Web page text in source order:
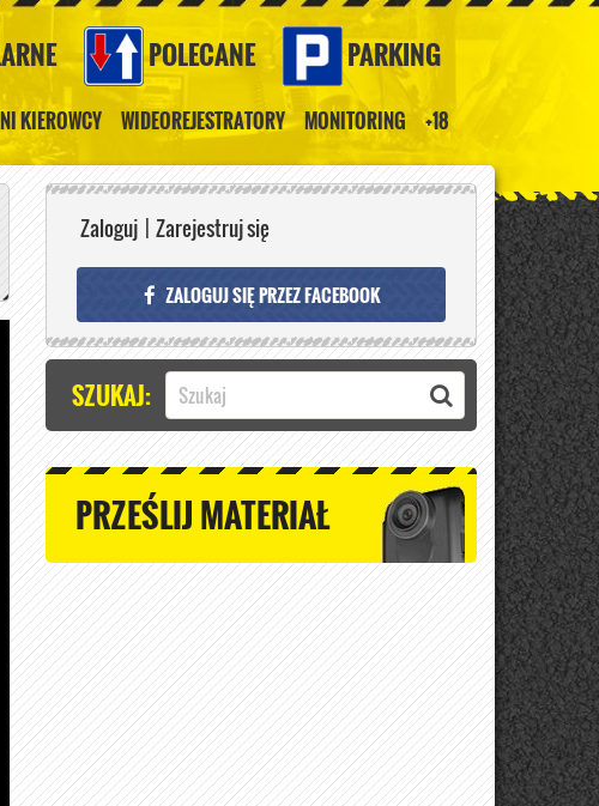
POLECANE PARKING
KIEROWCY WIDEOREJESTRATORY MONITORING +18
Zaloguj | Zarejestruj się
ZALOGUJ SIĘ PRZEZ FACEBOOK
SZUKAJ:
PRZEŚLIJ MATERIAŁ